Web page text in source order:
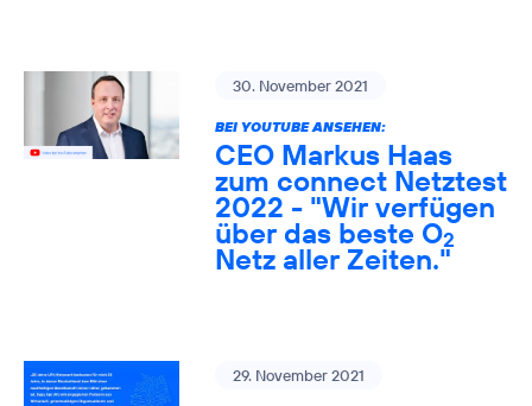
30. November 2021
BEI YOUTUBE ANSEHEN:
CEO Markus Haas
zum connect Netztest
2022 - "Wir verfügen
über das beste O2
Netz aller Zeiten."
29. November 2021